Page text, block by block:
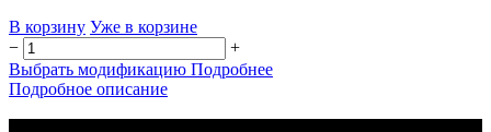
В корзину Уже в корзине
−
+
Выбрать модификацию Подробнее
Подробное описание